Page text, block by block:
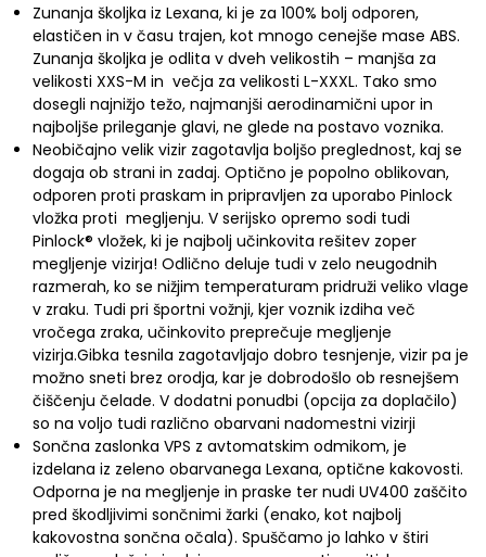
Zunanja školjka iz Lexana, ki je za 100% bolj odporen,
elastičen in v času trajen, kot mnogo cenejše mase ABS.
Zunanja školjka je odlita v dveh velikostih – manjša za
velikosti XXS-M in večja za velikosti L-XXXL. Tako smo
dosegli najnižjo težo, najmanjši aerodinamični upor in
najboljše prileganje glavi, ne glede na postavo voznika.
Neobičajno velik vizir zagotavlja boljšo preglednost, kaj se
dogaja ob strani in zadaj. Optično je popolno oblikovan,
odporen proti praskam in pripravljen za uporabo Pinlock
vložka proti megljenju. V serijsko opremo sodi tudi
Pinlock® vložek, ki je najbolj učinkovita rešitev zoper
megljenje vizirja! Odlično deluje tudi v zelo neugodnih
razmerah, ko se nižjim temperaturam pridruži veliko vlage
v zraku. Tudi pri športni vožnji, kjer voznik izdiha več
vročega zraka, učinkovito preprečuje megljenje
vizirja.Gibka tesnila zagotavljajo dobro tesnjenje, vizir pa je
možno sneti brez orodja, kar je dobrodošlo ob resnejšem
čiščenju čelade. V dodatni ponudbi (opcija za doplačilo)
so na voljo tudi različno obarvani nadomestni vizirji
Sončna zaslonka VPS z avtomatskim odmikom, je
izdelana iz zeleno obarvanega Lexana, optične kakovosti.
Odporna je na megljenje in praske ter nudi UV400 zaščito
pred škodljivimi sončnimi žarki (enako, kot najbolj
kakovostna sončna očala). Spuščamo jo lahko v štiri